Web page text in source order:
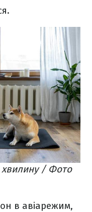
хвилину / Фото
в авіарежим,